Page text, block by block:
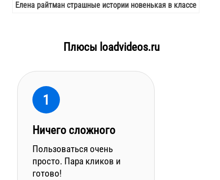
Елена райтман страшные истории новенькая в классе
Плюсы loadvideos.ru
1
Ничего сложного
Пользоваться очень
просто. Пара кликов и
готово!